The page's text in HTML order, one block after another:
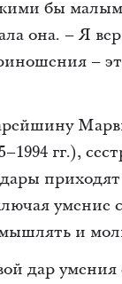
бы
она. – Я
–
гг.),
дары
умение
и
дар умения